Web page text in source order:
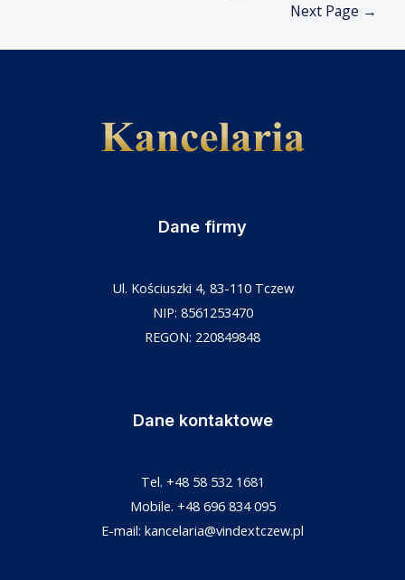
Next Page →
Dane firmy
Ul. Kościuszki 4, 83-110 Tczew
NIP: 8561253470
REGON: 220849848
Dane kontaktowe
Tel. +48 58 532 1681
Mobile. +48 696 834 095
E-mail: kancelaria@vindextczew.pl